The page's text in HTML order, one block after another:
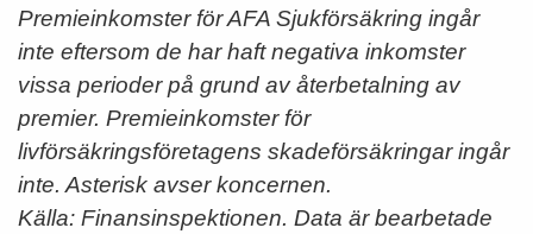
Premieinkomster för AFA Sjukförsäkring ingår
inte eftersom de har haft negativa inkomster
vissa perioder på grund av återbetalning av
premier. Premieinkomster för
livförsäkringsföretagens skadeförsäkringar ingår
inte. Asterisk avser koncernen.
Källa: Finansinspektionen. Data är bearbetade